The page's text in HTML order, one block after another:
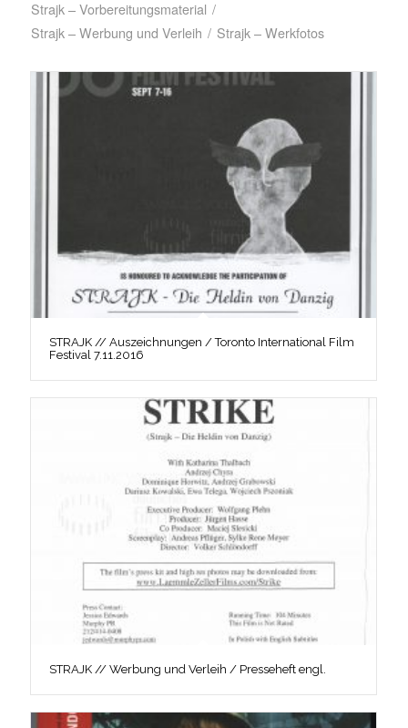
Strajk – Vorbereitungsmaterial /
Strajk – Werbung und Verleih / Strajk – Werkfotos
STRAJK // Auszeichnungen / Toronto International Film
Festival 7.11.2016
STRAJK // Werbung und Verleih / Presseheft engl.